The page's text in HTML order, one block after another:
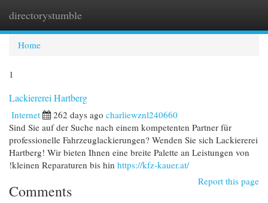
directorystumble
Home
1
Lackiererei Hartberg
Internet 262 days ago charliewznl240660
Sind Sie auf der Suche nach einem kompetenten Partner für
professionelle Fahrzeuglackierungen? Wenden Sie sich Lackiererei
Hartberg! Wir bieten Ihnen eine breite Palette an Leistungen von
!kleinen Reparaturen bis hin https://kfz-kauer.at/
Report this page
Comments